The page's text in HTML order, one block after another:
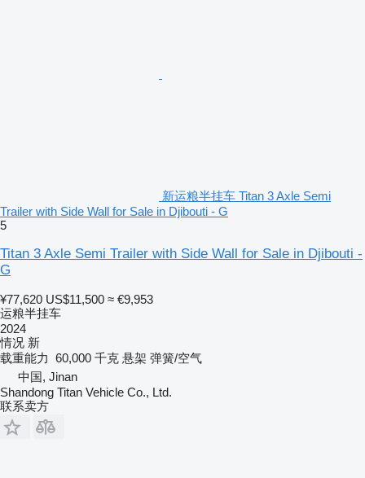
新运粮半挂车 Titan 3 Axle Semi
Trailer with Side Wall for Sale in Djibouti - G
5
Titan 3 Axle Semi Trailer with Side Wall for Sale in Djibouti -
G
¥77,620 US$11,500 ≈ €9,953
运粮半挂车
2024
情况 新
载重能力 60,000 千克 悬架 弹簧/空气
中国, Jinan
Shandong Titan Vehicle Co., Ltd.
联系卖方